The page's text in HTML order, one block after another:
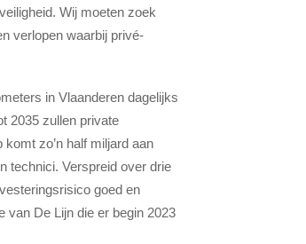
Wij moeten zoek
verlopen waarbij privé-
in Vlaanderen dagelijks
2035 zullen private
zo’n half miljard aan
technici. Verspreid over drie
goed en
van De Lijn die er begin 2023